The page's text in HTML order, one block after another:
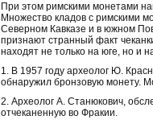
При этом римскими монетами
Множество кладов с римскими
Северном Кавказе и в южном
признают странный факт
находят не только на юге, но и
1. В 1957 году археолог Ю.
обнаружил бронзовую монету.
2. Археолог А. Станюкович,
отчеканенную во Фракии.